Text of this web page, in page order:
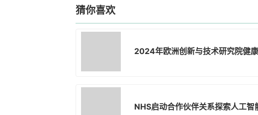
猜你喜欢
2024年欧洲创新与技术研究院健
NHS启动合作伙伴关系探索人工